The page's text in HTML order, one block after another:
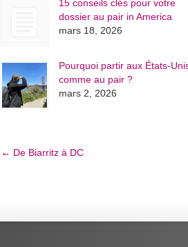
15 conseils clés pour votre
dossier au pair in America
mars 18, 2026
Pourquoi partir aux États-
comme au pair ?
mars 2, 2026
← De Biarritz à DC